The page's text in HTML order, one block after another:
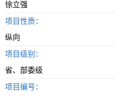
徐立强
项目性质：
纵向
项目级别：
省、部委级
项目编号：